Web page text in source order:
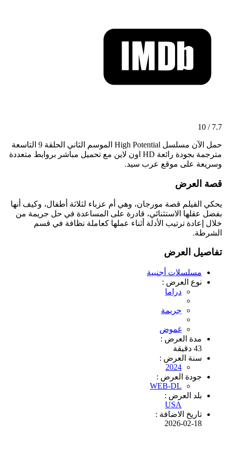
7.7 / 10
حمل الآن مسلسل High Potential الموسم الثاني الحلقة 9 التاسعة
مترجمة بجودة رائعة HD اون لاين مع تحميل مباشر بروابط متعددة
وسريعة على موقع عرب سيد.
قصة العرض
يحكي الفيلم قصة مورجان، وهي أم عزباء لثلاثة أطفال، وكيف أنها
بفضل عقلها الاستثنائي، قادرة على المساعدة في حل جريمة من
خلال إعادة ترتيب الأدلة أثناء عملها كعاملة نظافة في قسم
الشرطة.
تفاصيل العرض
مسلسلات أجنبية
نوع العرض :
دراما
جريمة
غموض
مدة العرض :
43 دقيقة
سنة العرض :
2024
جودة العرض :
WEB-DL
بلد العرض :
USA
تاريخ الاضافة :
2026-02-18